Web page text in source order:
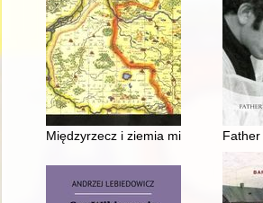
Międzyrzecz i ziemia międzyrzecka :
Father